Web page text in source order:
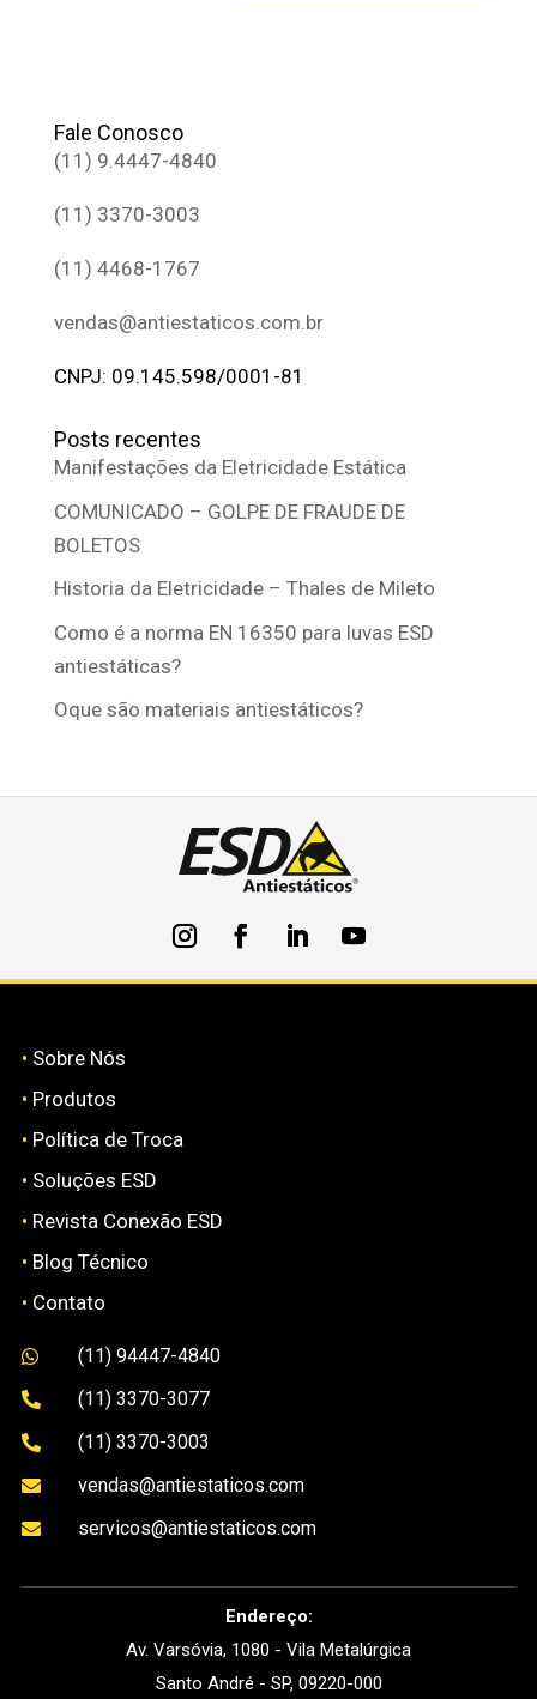
Fale Conosco
(11) 9.4447-4840
(11) 3370-3003
(11) 4468-1767
vendas@antiestaticos.com.br
CNPJ: 09.145.598/0001-81
Posts recentes
Manifestações da Eletricidade Estática
COMUNICADO – GOLPE DE FRAUDE DE
BOLETOS
Historia da Eletricidade – Thales de Mileto
Como é a norma EN 16350 para luvas ESD
antiestáticas?
Oque são materiais antiestáticos?
• Sobre Nós
• Produtos
• Política de Troca
• Soluções ESD
• Revista Conexão ESD
• Blog Técnico
• Contato
 (11) 94447-4840
 (11) 3370-3077
 (11) 3370-3003
 vendas@antiestaticos.com
 servicos@antiestaticos.com
Endereço:
Av. Varsóvia, 1080 - Vila Metalúrgica
Santo André - SP, 09220-000